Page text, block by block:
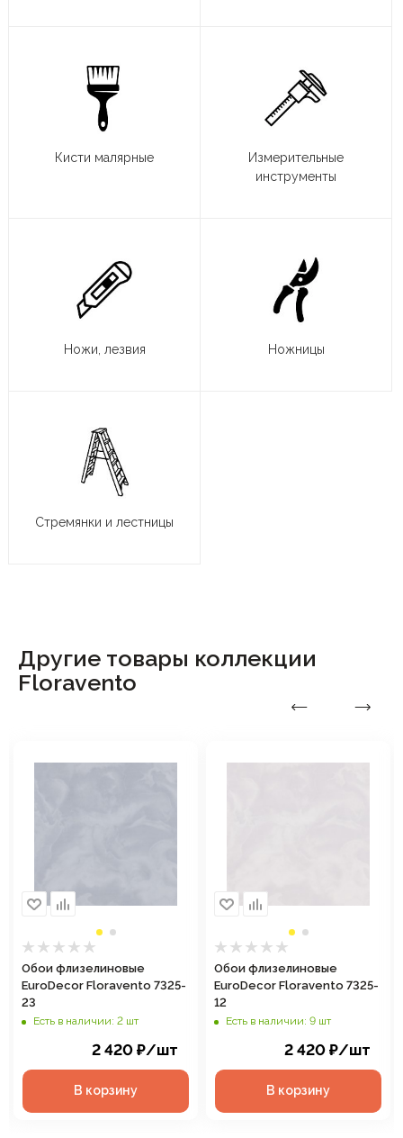
Кисти малярные
Измерительные
инструменты
Ножи, лезвия Ножницы
Стремянки и лестницы
Другие товары коллекции
Floravento
Обои флизелиновые
EuroDecor Floravento 7325-
23
Есть в наличии: 2 шт
2 420 ₽/шт
В корзину
Обои флизелиновые
EuroDecor Floravento 7325-
12
Есть в наличии: 9 шт
2 420 ₽/шт
В корзину